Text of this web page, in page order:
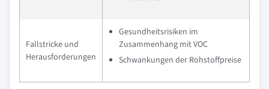
Fallstricke und
Herausforderungen
Gesundheitsrisiken im
Zusammenhang mit VOC
Schwankungen der Rohstoffpreise